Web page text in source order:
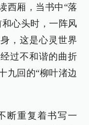
西厢，当书中“落
心头时，一阵风
，这是心灵世界
过不和谐的曲折
九回的“柳叶渚边
断重复着书写一